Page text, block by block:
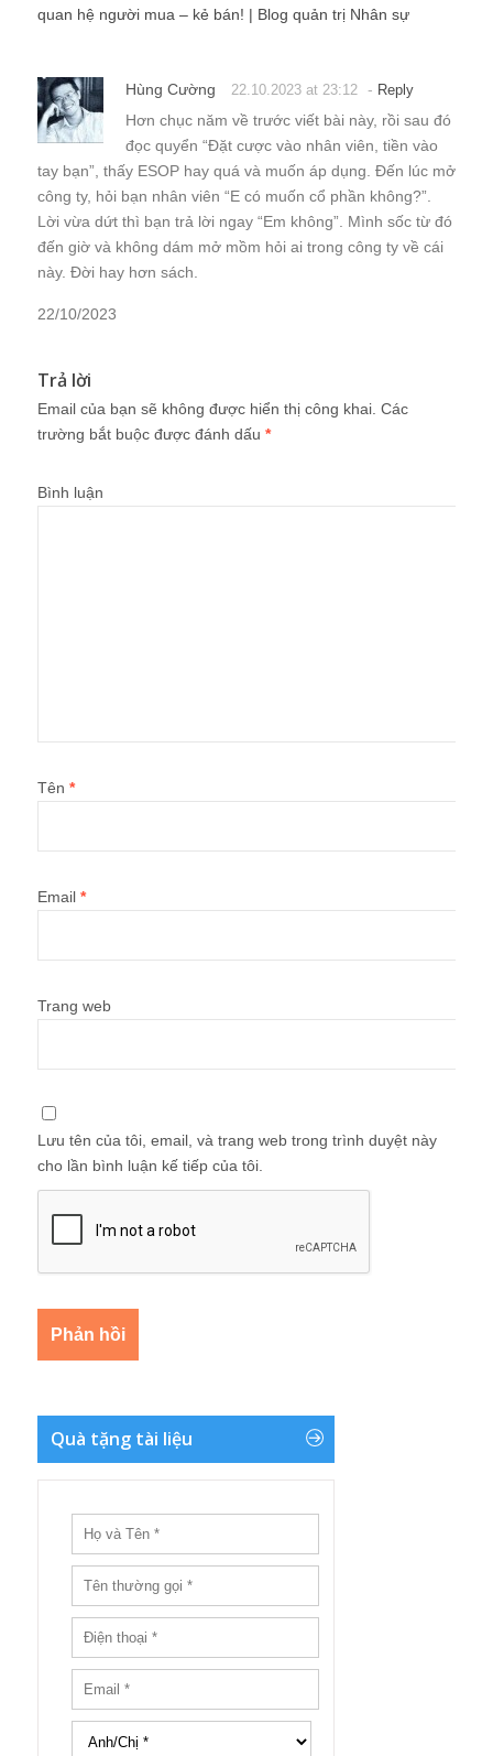
quan hệ người mua – kẻ bán! | Blog quản trị Nhân sự
Hùng Cường 22.10.2023 at 23:12 - Reply
Hơn chục năm về trước viết bài này, rồi sau đó
đọc quyển “Đặt cược vào nhân viên, tiền vào
tay bạn”, thấy ESOP hay quá và muốn áp dụng. Đến lúc mở
công ty, hỏi bạn nhân viên “E có muốn cổ phần không?”.
Lời vừa dứt thì bạn trả lời ngay “Em không”. Mình sốc từ đó
đến giờ và không dám mở mồm hỏi ai trong công ty về cái
này. Đời hay hơn sách.
22/10/2023
Trả lời
Email của bạn sẽ không được hiển thị công khai. Các
trường bắt buộc được đánh dấu *
Bình luận
Tên *
Email *
Trang web
Lưu tên của tôi, email, và trang web trong trình duyệt này
cho lần bình luận kế tiếp của tôi.
Quà tặng tài liệu